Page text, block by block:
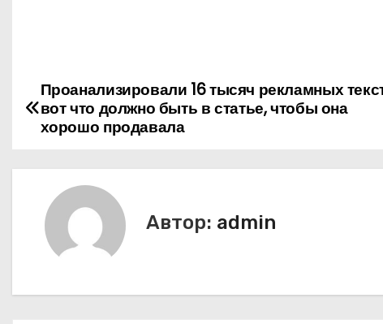
Н
в
ц
Проанализировали 16 тысяч рекламных
вот что должно быть в статье, чтобы она
хорошо продавала
Автор: admin